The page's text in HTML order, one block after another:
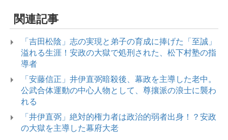
関連記事
「吉田松陰」志の実現と弟子の育成に捧げた「至誠」
溢れる生涯！安政の大獄で処刑された、松下村塾の指
導者
「安藤信正」井伊直弼暗殺後、幕政を主導した老中。
公武合体運動の中心人物として、尊攘派の浪士に襲わ
れる
「井伊直弼」絶対的権力者は政治的弱者出身！？安政
の大獄を主導した幕府大老